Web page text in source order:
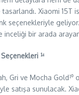
Xiaomi 15T
seçenekleriyle
inceliği bir arada
¹⁴
Gri ve Mocha Gold¹⁰
satışa sunulacak.